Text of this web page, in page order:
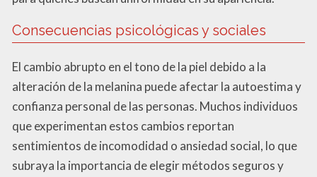
Consecuencias psicológicas y sociales
El cambio abrupto en el tono de la piel debido a la
alteración de la melanina puede afectar la autoestima y
confianza personal de las personas. Muchos individuos
que experimentan estos cambios reportan
sentimientos de incomodidad o ansiedad social, lo que
subraya la importancia de elegir métodos seguros y